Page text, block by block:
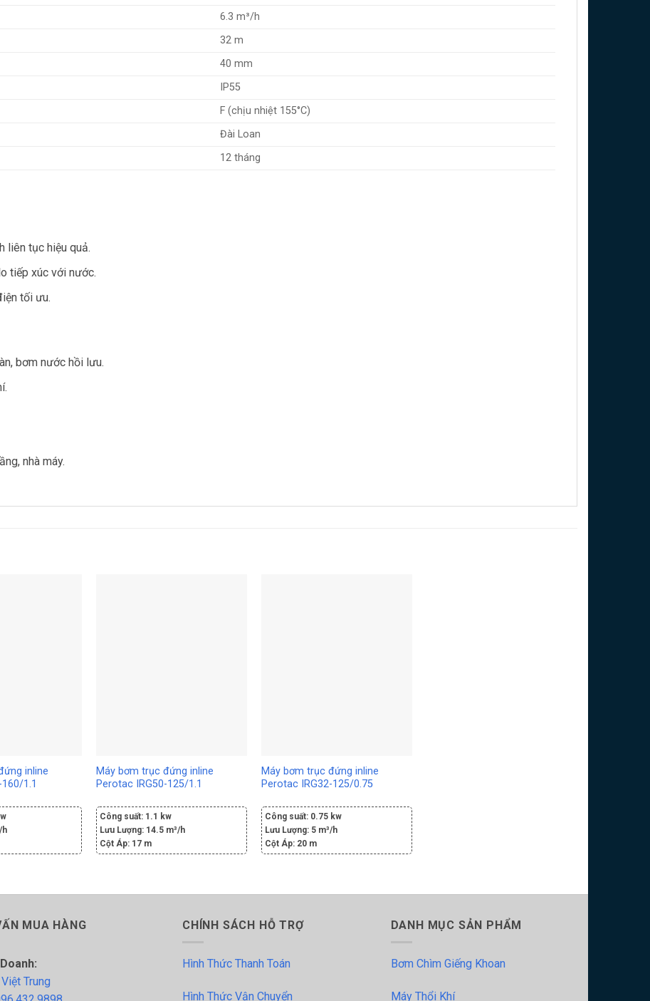
6.3 m³/h
32 m
40 mm
IP55
F (chịu nhiệt 155°C)
Đài Loan
12 tháng
liên tục hiệu quả.
tiếp xúc với nước.
tối ưu.
bơm nước hồi lưu.
nhà máy.
inline
1.1
h
Máy bơm trục đứng inline
Perotac IRG50-125/1.1
Công suất: 1.1 kw
Lưu Lượng: 14.5 m³/h
Cột Áp: 17 m
Máy bơm trục đứng inline
Perotac IRG32-125/0.75
Công suất: 0.75 kw
Lưu Lượng: 5 m³/h
Cột Áp: 20 m
MUA HÀNG
Việt Trung
CHÍNH SÁCH HỖ TRỢ
Hình Thức Thanh Toán
Hình Thức Vận Chuyển
DANH MỤC SẢN PHẨM
Bơm Chìm Giếng Khoan
Máy Thổi Khí